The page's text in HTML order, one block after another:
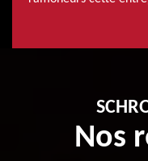
Nos